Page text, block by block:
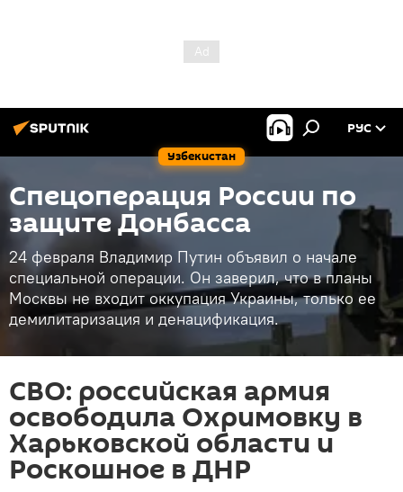
Узбекистан
РУС
Спецоперация России по
защите Донбасса
24 февраля Владимир Путин объявил о начале
специальной операции. Он заверил, что в планы
Москвы не входит оккупация Украины, только ее
демилитаризация и денацификация.
СВО: российская армия
освободила Охримовку в
Харьковской области и
Роскошное в ДНР